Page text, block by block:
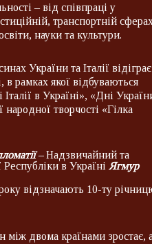
– від співпраці у
транспортній
науки та культури.
України та Італії відіграє
в рамках якої відбуваються
в Україні», «Дні
творчості «Гілка
–Надзвичайний та
в Україні Ягмур
відзначають 10-ту
між двома країнами зростає,